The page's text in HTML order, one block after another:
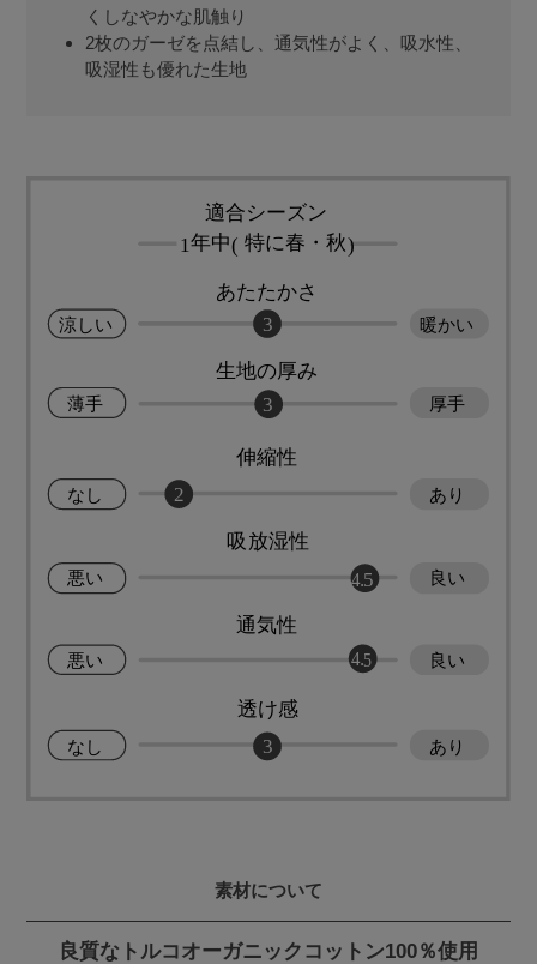
くしなやかな肌触り
2枚のガーゼを点結し、通気性がよく、吸水性、
吸湿性も優れた生地
素材について
良質なトルコオーガニックコットン100％使用